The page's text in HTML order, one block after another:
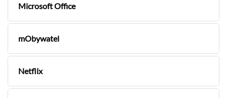
Microsoft Office
mObywatel
Netflix